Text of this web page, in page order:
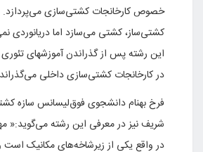
خصوص کارخانجات کشتی‌سازی
کشتی‌ساز، کشتی می‌سازد اما دریانوردی
این رشته پس از گذراندن آموزشهای تئوری
در کارخانجات کشتی‌سازی داخلی
فرخ بهنام دانشجوی فوق‌لیسانس سازه
شریف نیز در معرفی این رشته
در واقع یکی از زیرشاخه‌های مکانیک